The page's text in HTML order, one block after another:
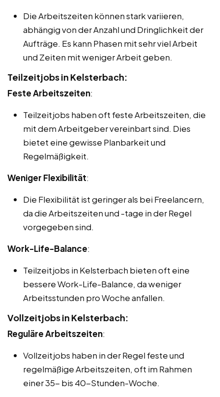
Die Arbeitszeiten können stark variieren,
abhängig von der Anzahl und Dringlichkeit der
Aufträge. Es kann Phasen mit sehr viel Arbeit
und Zeiten mit weniger Arbeit geben.
Teilzeitjobs in Kelsterbach:
Feste Arbeitszeiten:
Teilzeitjobs haben oft feste Arbeitszeiten, die
mit dem Arbeitgeber vereinbart sind. Dies
bietet eine gewisse Planbarkeit und
Regelmäßigkeit.
Weniger Flexibilität:
Die Flexibilität ist geringer als bei Freelancern,
da die Arbeitszeiten und -tage in der Regel
vorgegeben sind.
Work-Life-Balance:
Teilzeitjobs in Kelsterbach bieten oft eine
bessere Work-Life-Balance, da weniger
Arbeitsstunden pro Woche anfallen.
Vollzeitjobs in Kelsterbach:
Reguläre Arbeitszeiten:
Vollzeitjobs haben in der Regel feste und
regelmäßige Arbeitszeiten, oft im Rahmen
einer 35- bis 40-Stunden-Woche.